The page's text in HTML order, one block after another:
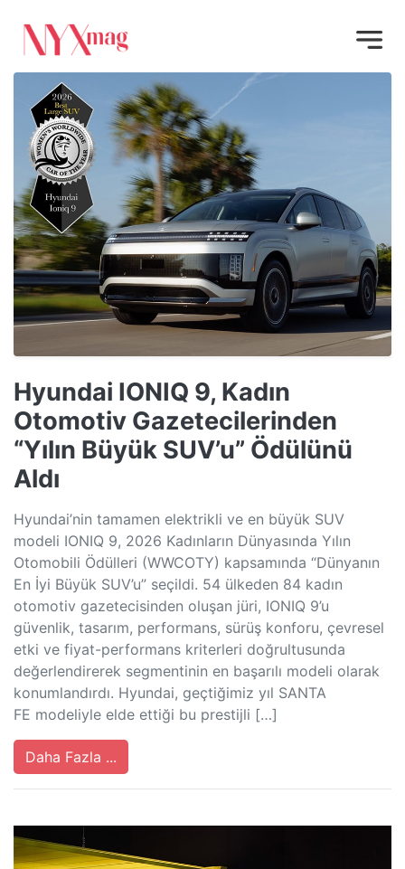
Hyundai IONIQ 9, Kadın
Otomotiv Gazetecilerinden
“Yılın Büyük SUV’u” Ödülünü
Aldı
Hyundai’nin tamamen elektrikli ve en büyük SUV
modeli IONIQ 9, 2026 Kadınların Dünyasında Yılın
Otomobili Ödülleri (WWCOTY) kapsamında “Dünyanın
En İyi Büyük SUV’u” seçildi. 54 ülkeden 84 kadın
otomotiv gazetecisinden oluşan jüri, IONIQ 9’u
güvenlik, tasarım, performans, sürüş konforu, çevresel
etki ve fiyat-performans kriterleri doğrultusunda
değerlendirerek segmentinin en başarılı modeli olarak
konumlandırdı. Hyundai, geçtiğimiz yıl SANTA
FE modeliyle elde ettiği bu prestijli […]
Daha Fazla ...